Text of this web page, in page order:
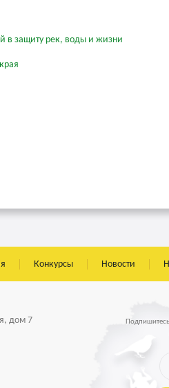
в защиту рек, воды и жизни
Конкурсы Новости
дом 7